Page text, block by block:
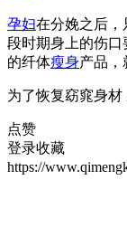
孕妇在分娩之后，
段时期身上的伤
的纤体瘦身产品，
为了恢复窈窕身
点赞
登录收藏
https://